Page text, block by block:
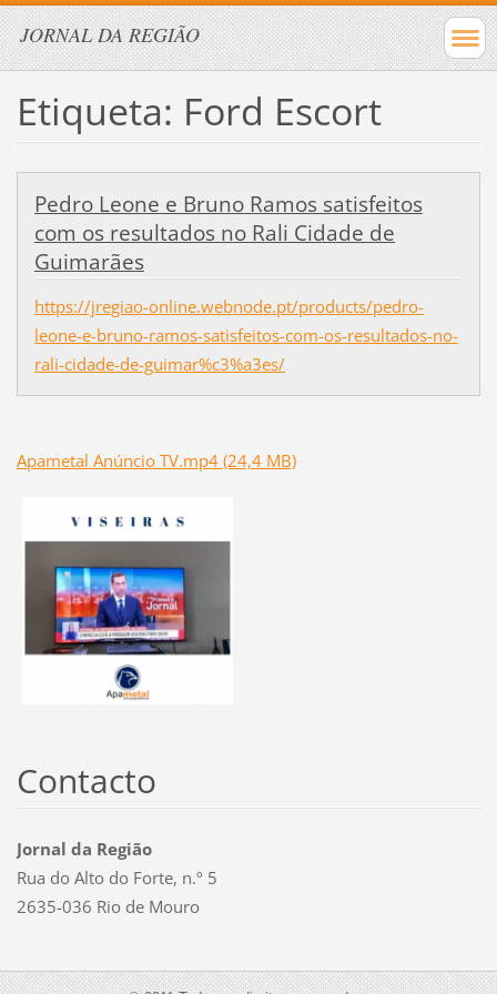
JORNAL DA REGIÃO
Etiqueta: Ford Escort
Pedro Leone e Bruno Ramos satisfeitos
com os resultados no Rali Cidade de
Guimarães
https://jregiao-online.webnode.pt/products/pedro-
leone-e-bruno-ramos-satisfeitos-com-os-resultados-no-
rali-cidade-de-guimar%c3%a3es/
Apametal Anúncio TV.mp4 (24,4 MB)
Contacto
Jornal da Região
Rua do Alto do Forte, n.º 5
2635-036 Rio de Mouro